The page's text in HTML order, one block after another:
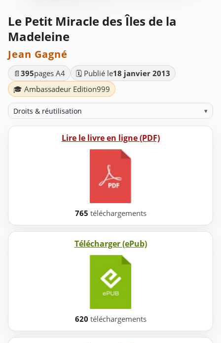
Le Petit Miracle des Îles de la
Madeleine
Jean Gagné
📄 395pages A4 🗓️ Publié le18 janvier 2013
🎓 Ambassadeur Edition999
Droits & réutilisation ▾
Lire le livre en ligne (PDF)
765 téléchargements
Télécharger (ePub)
620 téléchargements